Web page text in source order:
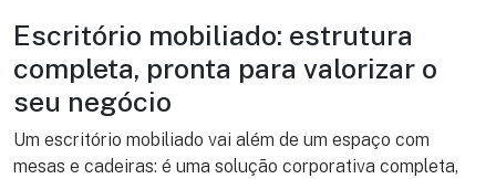
Escritório mobiliado: estrutura
completa, pronta para valorizar o
seu negócio
Um escritório mobiliado vai além de um espaço com
mesas e cadeiras: é uma solução corporativa completa,